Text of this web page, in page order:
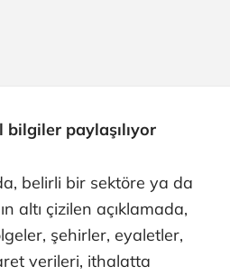
paylaşılıyor
belirli bir sektöre ya da
altı çizilen açıklamada,
şehirler, eyaletler,
verileri, ithalatta